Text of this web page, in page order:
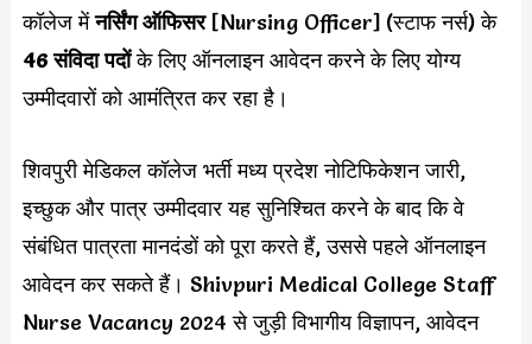
कॉलेज मेंनर्सिंग ऑफिसर[Nursing Officer] (स्टाफ नर्स) के
46 संविदा पदोंके लिए ऑनलाइन आवेदन करने के लिए योग्य
उम्मीदवारों को आमंत्रित कर रहा है।
शिवपुरी मेडिकल कॉलेज भर्ती मध्य प्रदेश नोटिफिकेशन जारी,
इच्छुक और पात्र उम्मीदवार यह सुनिश्चित करने के बाद कि वे
संबंधित पात्रता मानदंडों को पूरा करते हैं, उससे पहले ऑनलाइन
आवेदन कर सकते हैं। Shivpuri Medical College Staff
Nurse Vacancy 2024 से जुड़ी विभागीय विज्ञापन, आवेदन